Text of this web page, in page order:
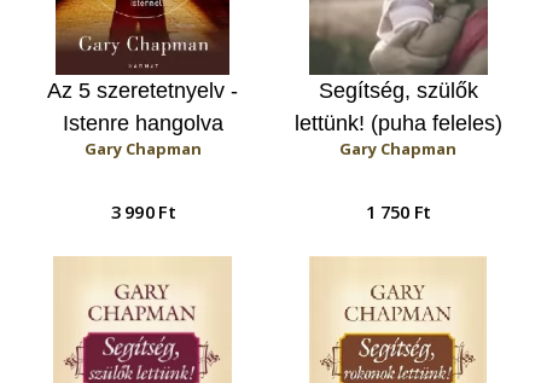
Az 5 szeretetnyelv -
Istenre hangolva
Gary Chapman
3 990 Ft
Segítség, szülők
lettünk! (puha feleles)
Gary Chapman
1 750 Ft